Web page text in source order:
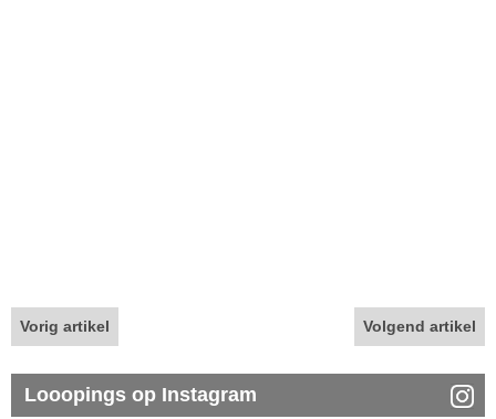
Vorig artikel Volgend artikel
Looopings op Instagram